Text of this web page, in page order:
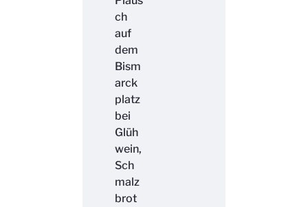
ch
auf
dem
Bism
arck
platz
bei
Glüh
wein,
Sch
malz
brot